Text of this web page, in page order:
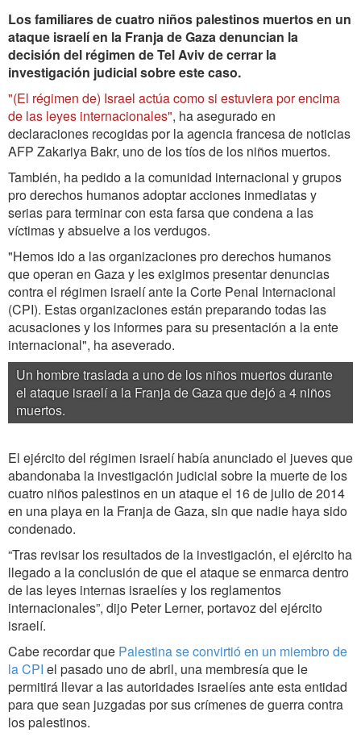
Los familiares de cuatro niños palestinos muertos en un
ataque israelí en la Franja de Gaza denuncian la
decisión del régimen de Tel Aviv de cerrar la
investigación judicial sobre este caso.
"(El régimen de) Israel actúa como si estuviera por encima
de las leyes internacionales", ha asegurado en
declaraciones recogidas por la agencia francesa de noticias
AFP Zakariya Bakr, uno de los tíos de los niños muertos.
También, ha pedido a la comunidad internacional y grupos
pro derechos humanos adoptar acciones inmediatas y
serias para terminar con esta farsa que condena a las
víctimas y absuelve a los verdugos.
"Hemos ido a las organizaciones pro derechos humanos
que operan en Gaza y les exigimos presentar denuncias
contra el régimen israelí ante la Corte Penal Internacional
(CPI). Estas organizaciones están preparando todas las
acusaciones y los informes para su presentación a la ente
internacional", ha aseverado.
Un hombre traslada a uno de los niños muertos durante
el ataque israelí a la Franja de Gaza que dejó a 4 niños
muertos.
El ejército del régimen israelí había anunciado el jueves que
abandonaba la investigación judicial sobre la muerte de los
cuatro niños palestinos en un ataque el 16 de julio de 2014
en una playa en la Franja de Gaza, sin que nadie haya sido
condenado.
“Tras revisar los resultados de la investigación, el ejército ha
llegado a la conclusión de que el ataque se enmarca dentro
de las leyes internas israelíes y los reglamentos
internacionales”, dijo Peter Lerner, portavoz del ejército
israelí.
Cabe recordar que Palestina se convirtió en un miembro de
la CPI el pasado uno de abril, una membresía que le
permitirá llevar a las autoridades israelíes ante esta entidad
para que sean juzgadas por sus crímenes de guerra contra
los palestinos.